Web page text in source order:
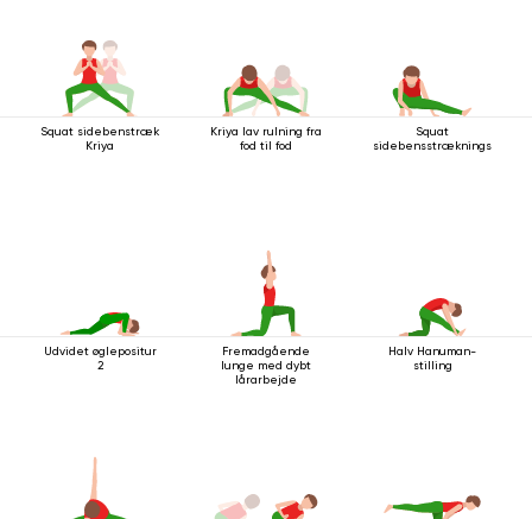
Squat sidebenstræk
Kriya
Kriya lav rulning fra
fod til fod
Squat
sidebensstrækningsstilling
Udvidet øglepositur
2
Fremadgående
lunge med dybt
lårarbejde
Halv Hanuman-
stilling